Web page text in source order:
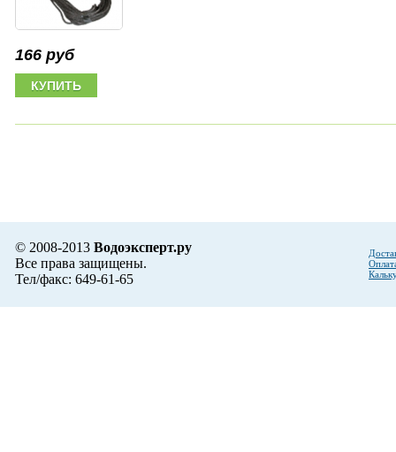
166 руб
© 2008-2013 Водоэксперт.ру
Все права защищены.
Тел/факс: 649-61-65